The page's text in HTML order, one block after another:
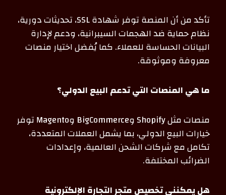
تأكد من أن المنصة توفر شهادة SSL، تحديثات دورية،
نظام حماية ضد الهجمات السيبرانية، ودعم لإدارة
البيانات الحساسة للعملاء. كما يُفضل اختيار منصات
معروفة وموثوقة.
ما هي المنصات التي تدعم البيع الدولي؟
منصات مثل Shopify وBigCommerce وMagento توفر
خيارات البيع الدولي، بما يشمل العملات المتعددة،
تكامل مع شركات الشحن العالمية، وإعدادات
الضرائب المختلفة.
هل يمكنني تخصيص متجر التجارة الإلكترونية